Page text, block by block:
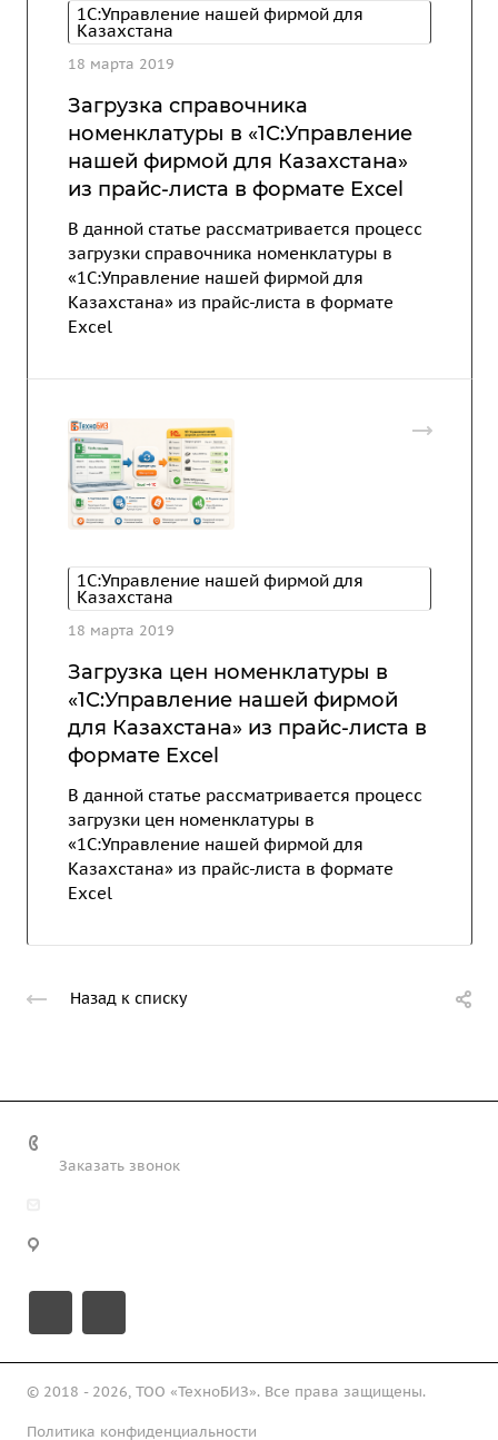
1С:Управление нашей фирмой для
Казахстана
18 марта 2019
Загрузка справочника
номенклатуры в «1С:Управление
нашей фирмой для Казахстана»
из прайс-листа в формате Excel
В данной статье рассматривается процесс
загрузки справочника номенклатуры в
«1С:Управление нашей фирмой для
Казахстана» из прайс-листа в формате
Excel
1С:Управление нашей фирмой для
Казахстана
18 марта 2019
Загрузка цен номенклатуры в
«1С:Управление нашей фирмой
для Казахстана» из прайс-листа в
формате Excel
В данной статье рассматривается процесс
загрузки цен номенклатуры в
«1С:Управление нашей фирмой для
Казахстана» из прайс-листа в формате
Excel
Назад к списку
Заказать звонок
© 2018 - 2026, ТОО «ТехноБИЗ». Все права защищены.
Политика конфиденциальности